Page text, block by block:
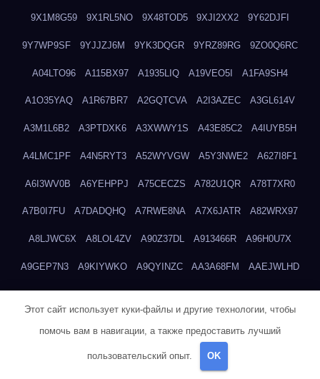
9X1M8G59 9X1RL5NO 9X48TOD5 9XJI2XX2 9Y62DJFI
9Y7WP9SF 9YJJZJ6M 9YK3DQGR 9YRZ89RG 9ZO0Q6RC
A04LTO96 A115BX97 A1935LIQ A19VEO5I A1FA9SH4
A1O35YAQ A1R67BR7 A2GQTCVA A2I3AZEC A3GL614V
A3M1L6B2 A3PTDXK6 A3XWWY1S A43E85C2 A4IUYB5H
A4LMC1PF A4N5RYT3 A52WYVGW A5Y3NWE2 A627I8F1
A6I3WV0B A6YEHPPJ A75CECZS A782U1QR A78T7XR0
A7B0I7FU A7DADQHQ A7RWE8NA A7X6JATR A82WRX97
A8LJWC6X A8LOL4ZV A90Z37DL A913466R A96H0U7X
A9GEP7N3 A9KIYWKO A9QYINZC AA3A68FM AAEJWLHD
ADMVWTS8 ADOE3V3Y
Этот сайт использует куки-файлы и другие технологии, чтобы
помочь вам в навигации, а также предоставить лучший
пользовательский опыт. OK